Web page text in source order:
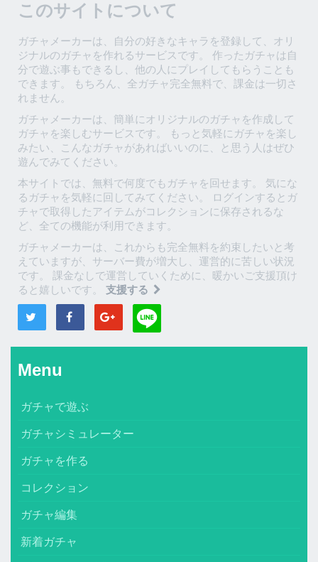
このサイトについて
ガチャメーカーは、自分の好きなキャラを登録して、オリ
ジナルのガチャを作れるサービスです。 作ったガチャは自
分で遊ぶ事もできるし、他の人にプレイしてもらうことも
できます。 もちろん、全ガチャ完全無料で、課金は一切さ
れません。
ガチャメーカーは、簡単にオリジナルのガチャを作成して
ガチャを楽しむサービスです。 もっと気軽にガチャを楽し
みたい、こんなガチャがあればいいのに、と思う人はぜひ
遊んでみてください。
本サイトでは、無料で何度でもガチャを回せます。 気にな
るガチャを気軽に回してみてください。 ログインするとガ
チャで取得したアイテムがコレクションに保存されるな
ど、全ての機能が利用できます。
ガチャメーカーは、これからも完全無料を約束したいと考
えていますが、サーバー費が増大し、運営的に苦しい状況
です。 課金なしで運営していくために、暖かいご支援頂け
ると嬉しいです。 支援する
Menu
ガチャで遊ぶ
ガチャシミュレーター
ガチャを作る
コレクション
ガチャ編集
新着ガチャ